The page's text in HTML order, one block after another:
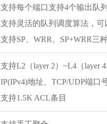
支持每个端口支持4个输出队
支持灵活的队列调度算法，
支持SP、WRR、SP+WRR三
支持L2（layer 2）~L4（layer
IP(IPv4)地址、TCP/UDP端口
支持1.5K ACL条目